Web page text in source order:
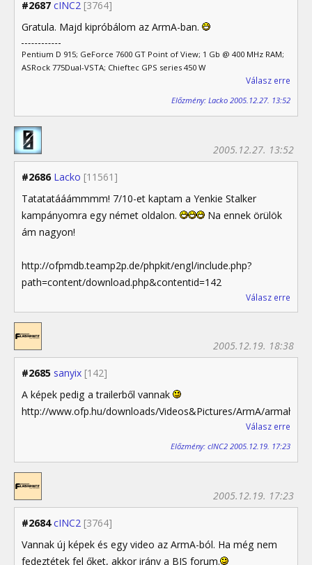
#2687 cINC2 [3764]
Gratula. Majd kipróbálom az ArmA-ban.
Pentium D 915; GeForce 7600 GT Point of View; 1 Gb @ 400 MHz RAM;
ASRock 775Dual-VSTA; Chieftec GPS series 450 W
Válasz erre
Előzmény: Lacko 2005.12.27. 13:52
#2686 Lacko [11561]
2005.12.27. 13:52
Tatatatááámmmm! 7/10-et kaptam a Yenkie Stalker
kampányomra egy német oldalon.
Na ennek örülök
ám nagyon!
http://ofpmdb.teamp2p.de/phpkit/engl/include.php?
path=content/download.php&contentid=142
Válasz erre
#2685 sanyix [142]
2005.12.19. 18:38
A képek pedig a trailerből vannak
http://www.ofp.hu/downloads/Videos&Pictures/ArmA/
Válasz erre
Előzmény: cINC2 2005.12.19. 17:23
#2684 cINC2 [3764]
2005.12.19. 17:23
Vannak új képek és egy video az ArmA-ból. Ha még nem
fedeztétek fel őket, akkor irány a BIS forum.